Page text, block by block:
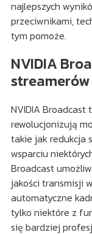
najlepszych
przeciwnikami,
tym pomoże.
NVIDIA
streamerów
NVIDIA
rewolucjonizują
takie jak redukcja
wsparciu
Broadcast
jakości transmisji
automatyczne
tylko niektóre z
się bardziej